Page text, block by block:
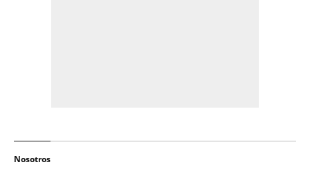
Nosotros